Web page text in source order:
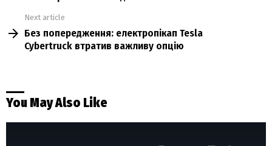
Next article
Без попередження: електропікап Tesla
Cybertruck втратив важливу опцію
You May Also Like